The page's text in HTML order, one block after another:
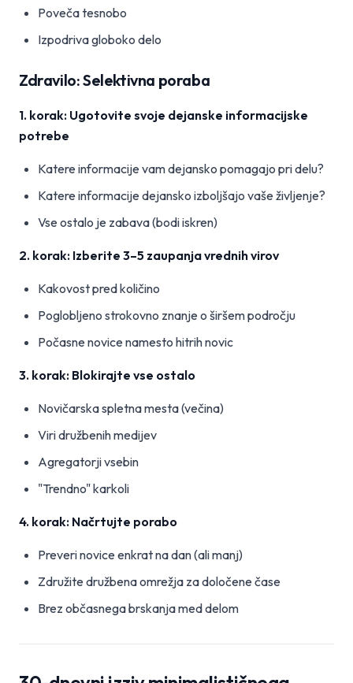
Poveča tesnobo
Izpodriva globoko delo
Zdravilo: Selektivna poraba
1. korak: Ugotovite svoje dejanske informacijske
potrebe
Katere informacije vam dejansko pomagajo pri delu?
Katere informacije dejansko izboljšajo vaše življenje?
Vse ostalo je zabava (bodi iskren)
2. korak: Izberite 3–5 zaupanja vrednih virov
Kakovost pred količino
Poglobljeno strokovno znanje o širšem področju
Počasne novice namesto hitrih novic
3. korak: Blokirajte vse ostalo
Novičarska spletna mesta (večina)
Viri družbenih medijev
Agregatorji vsebin
"Trendno" karkoli
4. korak: Načrtujte porabo
Preveri novice enkrat na dan (ali manj)
Združite družbena omrežja za določene čase
Brez občasnega brskanja med delom